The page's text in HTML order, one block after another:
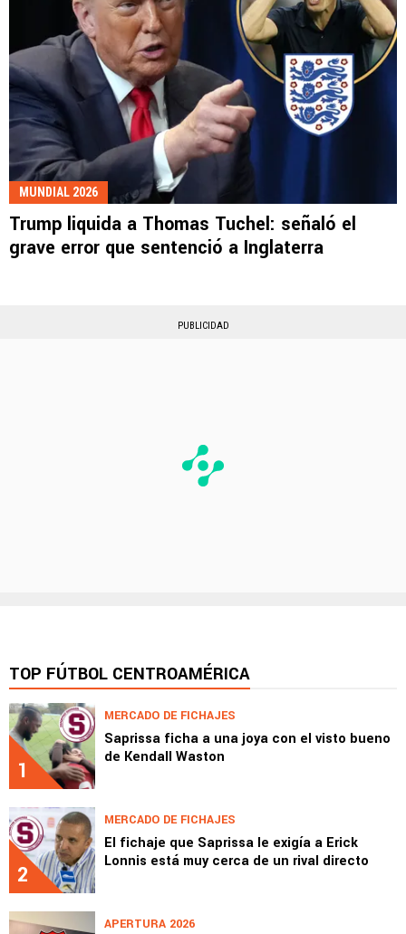
MUNDIAL 2026
Trump liquida a Thomas Tuchel: señaló el
grave error que sentenció a Inglaterra
PUBLICIDAD
TOP FÚTBOL CENTROAMÉRICA
1
MERCADO DE FICHAJES
Saprissa ficha a una joya con el visto bueno
de Kendall Waston
2
MERCADO DE FICHAJES
El fichaje que Saprissa le exigía a Erick
Lonnis está muy cerca de un rival directo
APERTURA 2026